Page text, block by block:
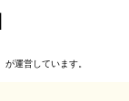
が運営しています。